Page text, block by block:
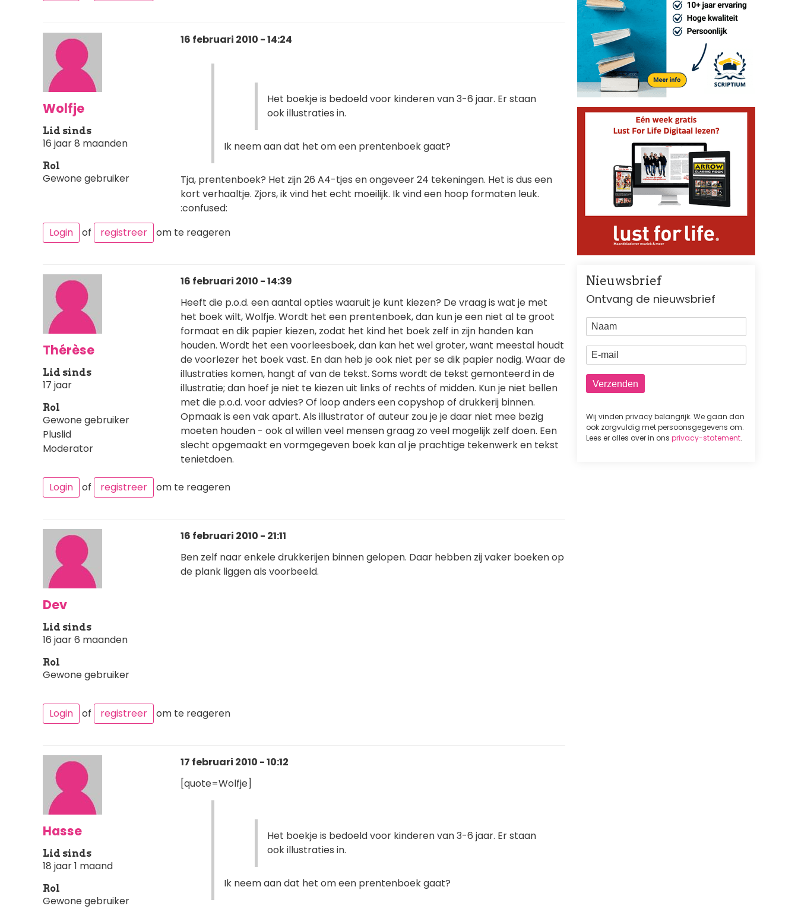
Wolfje
Lid sinds
16 jaar 8 maanden
Rol
Gewone gebruiker
16 februari 2010 - 14:24
Het boekje is bedoeld voor kinderen van 3-6 jaar. Er staan
ook illustraties in.
Ik neem aan dat het om een prentenboek gaat?
Tja, prentenboek? Het zijn 26 A4-tjes en ongeveer 24 tekeningen. Het is dus een
kort verhaaltje. Zjors, ik vind het echt moeilijk. Ik vind een hoop formaten leuk.
:confused:
Login
of registreer om te reageren
Thérèse
Lid sinds
17 jaar
Rol
Gewone gebruiker
Pluslid
Moderator
16 februari 2010 - 14:39
Heeft die p.o.d. een aantal opties waaruit je kunt kiezen? De vraag is wat je met
het boek wilt, Wolfje. Wordt het een prentenboek, dan kun je een niet al te groot
formaat en dik papier kiezen, zodat het kind het boek zelf in zijn handen kan
houden. Wordt het een voorleesboek, dan kan het wel groter, want meestal houdt
de voorlezer het boek vast. En dan heb je ook niet per se dik papier nodig. Waar de
illustraties komen, hangt af van de tekst. Soms wordt de tekst gemonteerd in de
illustratie; dan hoef je niet te kiezen uit links of rechts of midden. Kun je niet bellen
met die p.o.d. voor advies? Of loop anders een copyshop of drukkerij binnen.
Opmaak is een vak apart. Als illustrator of auteur zou je je daar niet mee bezig
moeten houden - ook al willen veel mensen graag zo veel mogelijk zelf doen. Een
slecht opgemaakt en vormgegeven boek kan al je prachtige tekenwerk en tekst
tenietdoen.
Login of registreer om te reageren
Dev
Lid sinds
16 jaar 6 maanden
Rol
Gewone gebruiker
16 februari 2010 - 21:11
Ben zelf naar enkele drukkerijen binnen gelopen. Daar hebben zij vaker boeken op
de plank liggen als voorbeeld.
Login of registreer om te reageren
Hasse
Lid sinds
18 jaar 1 maand
Rol
Gewone gebruiker
17 februari 2010 - 10:12
[quote=Wolfje]
Het boekje is bedoeld voor kinderen van 3-6 jaar. Er staan
ook illustraties in.
Ik neem aan dat het om een prentenboek gaat?
Nieuwsbrief
Ontvang de nieuwsbrief
Naam
E-mail
Wij vinden privacy belangrijk. We gaan dan
ook zorgvuldig met persoonsgegevens om.
Lees er alles over in ons privacy-statement.